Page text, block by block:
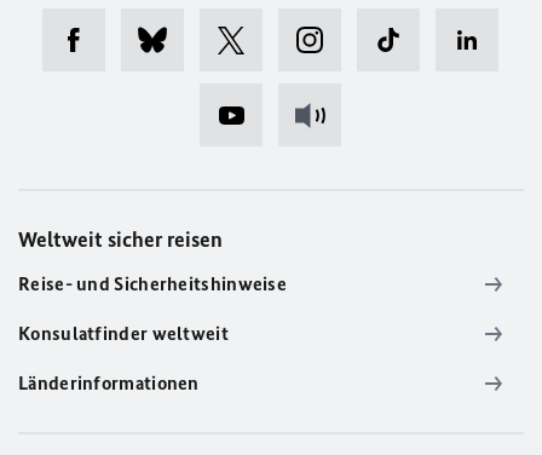
Weltweit sicher reisen
Reise- und Sicherheitshinweise
Konsulatfinder weltweit
Länderinformationen